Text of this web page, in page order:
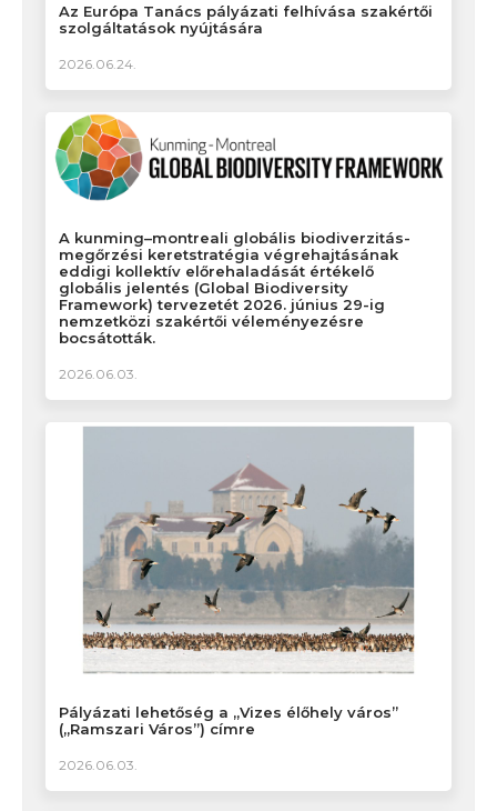
Az Európa Tanács pályázati felhívása szakértői
szolgáltatások nyújtására
2026.06.24.
A kunming–montreali globális biodiverzitás-
megőrzési keretstratégia végrehajtásának
eddigi kollektív előrehaladását értékelő
globális jelentés (Global Biodiversity
Framework) tervezetét 2026. június 29-ig
nemzetközi szakértői véleményezésre
bocsátották.
2026.06.03.
Pályázati lehetőség a „Vizes élőhely város”
(„Ramszari Város”) címre
2026.06.03.